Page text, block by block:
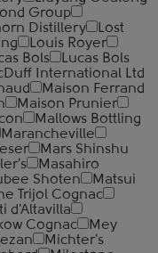
Group
Distillery
Lost
Louis Royer
Bols
Lucas Bols
International Ltd
Maison Ferrand
Maison Prunier
Mallows Bottling
Marancheville
Mars Shinshu
Masahiro
Shoten
Matsui
Trijol Cognac
d'Altavilla
Cognac
Mey
Michter's